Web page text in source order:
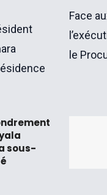
Face
le
sous-